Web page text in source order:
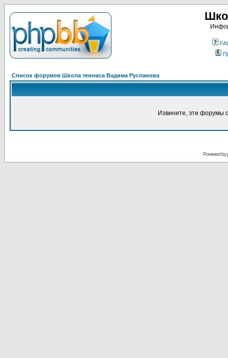
Список форумов Школа тенниса Вадима Русланова
Извините, эти форумы
Powered by